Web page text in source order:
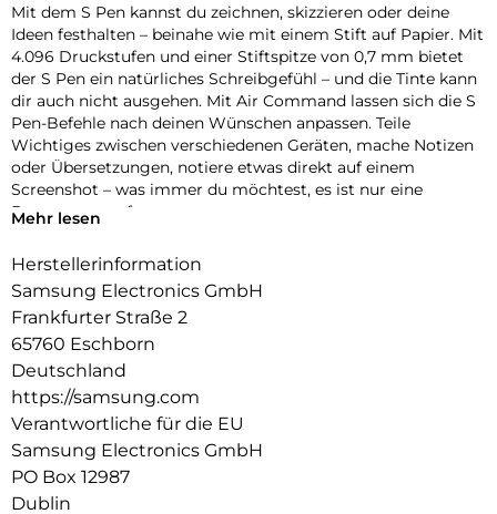
Mit dem S Pen kannst du zeichnen, skizzieren oder deine
Ideen festhalten – beinahe wie mit einem Stift auf Papier. Mit
4.096 Druckstufen und einer Stiftspitze von 0,7 mm bietet
der S Pen ein natürliches Schreibgefühl – und die Tinte kann
dir auch nicht ausgehen. Mit Air Command lassen sich die S
Pen-Befehle nach deinen Wünschen anpassen. Teile
Wichtiges zwischen verschiedenen Geräten, mache Notizen
oder Übersetzungen, notiere etwas direkt auf einem
Screenshot – was immer du möchtest, es ist nur eine
Bewegung entfernt.
Mehr lesen
Herstellerinformation
Samsung Electronics GmbH
Frankfurter Straße 2
65760 Eschborn
Deutschland
https://samsung.com
Verantwortliche für die EU
Samsung Electronics GmbH
PO Box 12987
Dublin